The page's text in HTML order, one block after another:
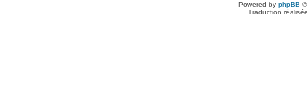
Powered by phpBB
Traduction